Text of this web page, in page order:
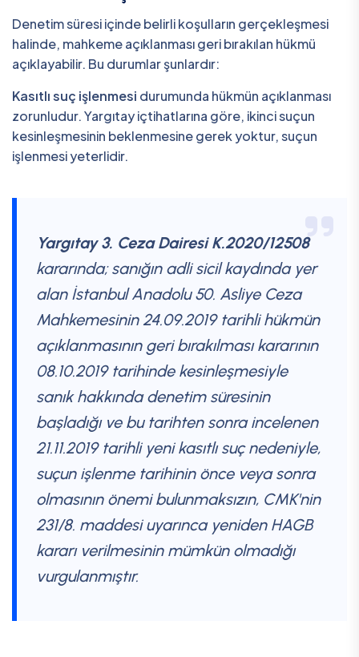
Denetim süresi içinde belirli koşulların gerçekleşmesi
halinde, mahkeme açıklanması geri bırakılan hükmü
açıklayabilir. Bu durumlar şunlardır:
Kasıtlı suç işlenmesi durumunda hükmün açıklanması
zorunludur. Yargıtay içtihatlarına göre, ikinci suçun
kesinleşmesinin beklenmesine gerek yoktur, suçun
işlenmesi yeterlidir.
Yargıtay 3. Ceza Dairesi K.2020/12508
kararında; sanığın adli sicil kaydında yer
alan İstanbul Anadolu 50. Asliye Ceza
Mahkemesinin 24.09.2019 tarihli hükmün
açıklanmasının geri bırakılması kararının
08.10.2019 tarihinde kesinleşmesiyle
sanık hakkında denetim süresinin
başladığı ve bu tarihten sonra incelenen
21.11.2019 tarihli yeni kasıtlı suç nedeniyle,
suçun işlenme tarihinin önce veya sonra
olmasının önemi bulunmaksızın, CMK'nin
231/8. maddesi uyarınca yeniden HAGB
kararı verilmesinin mümkün olmadığı
vurgulanmıştır.